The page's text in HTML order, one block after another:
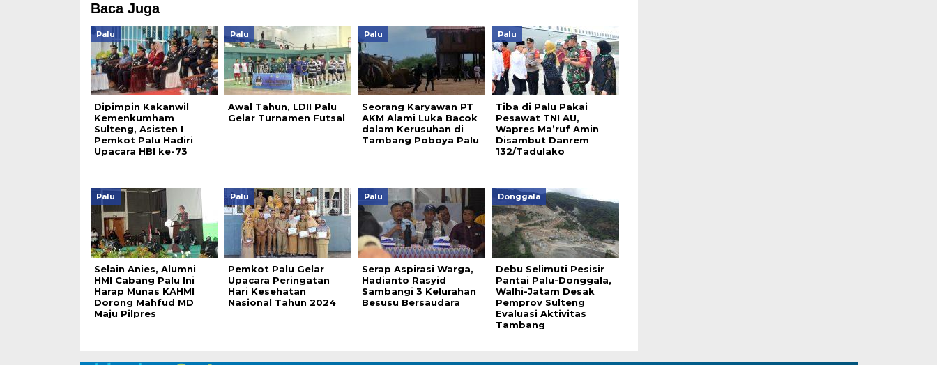
Baca Juga
Palu
Dipimpin Kakanwil
Kemenkumham
Sulteng, Asisten I
Pemkot Palu Hadiri
Upacara HBI ke-73
Palu
Awal Tahun, LDII Palu
Gelar Turnamen Futsal
Palu
Seorang Karyawan PT
AKM Alami Luka Bacok
dalam Kerusuhan di
Tambang Poboya Palu
Palu
Tiba di Palu Pakai
Pesawat TNI AU,
Wapres Ma’ruf Amin
Disambut Danrem
132/Tadulako
Palu
Selain Anies, Alumni
HMI Cabang Palu Ini
Harap Munas KAHMI
Dorong Mahfud MD
Maju Pilpres
Palu
Pemkot Palu Gelar
Upacara Peringatan
Hari Kesehatan
Nasional Tahun 2024
Palu
Serap Aspirasi Warga,
Hadianto Rasyid
Sambangi 3 Kelurahan
Besusu Bersaudara
Donggala
Debu Selimuti Pesisir
Pantai Palu-Donggala,
Walhi-Jatam Desak
Pemprov Sulteng
Evaluasi Aktivitas
Tambang